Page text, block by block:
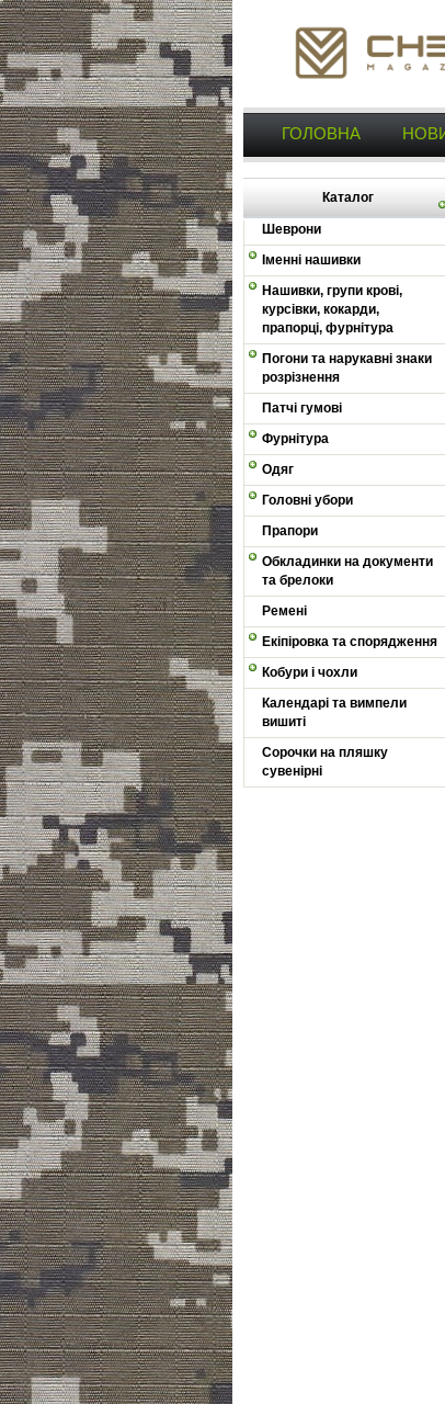
ГОЛОВНА
Каталог
Шеврони
Іменні нашивки
Нашивки, групи крові,
курсівки, кокарди,
прапорці, фурнітура
Погони та нарукавні знаки
розрізнення
Патчі гумові
Фурнітура
Одяг
Головні убори
Прапори
Обкладинки на документи
та брелоки
Ремені
Екіпіровка та спорядження
Кобури і чохли
Календарі та вимпели
вишиті
Сорочки на пляшку
сувенірні